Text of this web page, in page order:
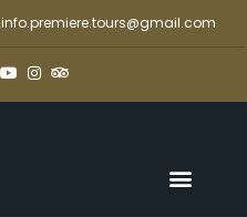
info.premiere.tours@gmail.com